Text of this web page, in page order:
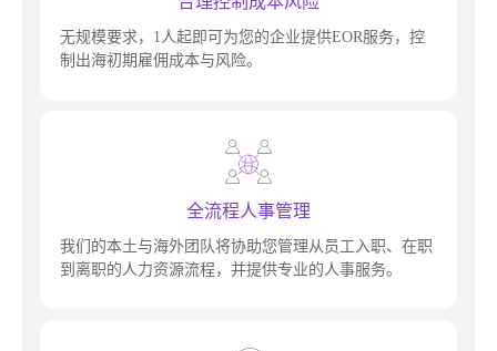
无规模要求，1人起即可为您的企业提供EOR服务，控
制出海初期雇佣成本与风险。
全流程人事管理
我们的本土与海外团队将协助您管理从员工入职、在职
到离职的人力资源流程，并提供专业的人事服务。